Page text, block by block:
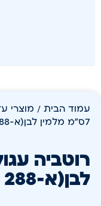
עמוד הבית / מוצרי
7ס"מ מלמין לבן(א-288
לבן(א-288